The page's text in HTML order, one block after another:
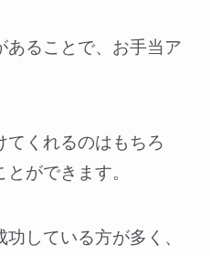
あることで、お手当ア
てくれるのはもちろ
ができます。
している方が多く、